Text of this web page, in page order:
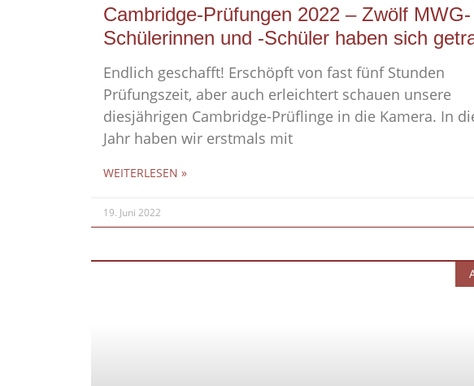
Cambridge-Prüfungen 2022 – Zwölf MWG-
Schülerinnen und -Schüler haben sich
Endlich geschafft! Erschöpft von fast fünf Stunden
Prüfungszeit, aber auch erleichtert schauen unsere
diesjährigen Cambridge-Prüflinge in die Kamera. In
Jahr haben wir erstmals mit
WEITERLESEN »
19. Juni 2022